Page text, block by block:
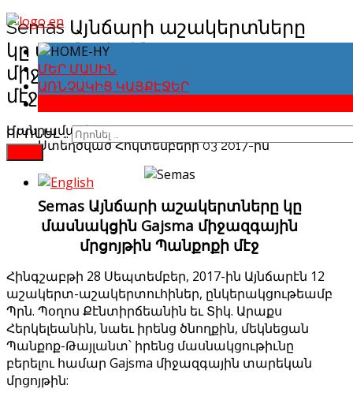
ՄԵՐ ՄԱՍԻՆ
ԱՌՆՉԱԿԻՑ ԿԱՅՔԷՋԵՐ
ՈՐՈՆԵԼ …
Semas Այնճարի աշակերտները
կը մասնակցին Gajsma
միջազգային մրցոյթին Պանքոքի
մէջ
Մանրամասները
Ստեղծված Հոկտեմբերի 03 2017-ին
Semas Այնճարի աշակերտները կը
մասնակցին Gajsma միջազգային
մրցոյթին Պանքոքի մէջ
Հինգշաբթի 28 Սեպտեմբեր, 2017-ին Այնճարէն 12
աշակերտ-աշակերտուհիներ, ընկերակցութեամբ
Պրն. Պօղոս Քէնտիրճեանին եւ Տիկ. Արաքս
Հերկելեանին, նաեւ իրենց ծնողքին, մեկնեցան
Պանքոք-Թայլանտ՝ իրենց մասնակցութիւնը
բերելու համար Gajsma միջազգային տարեկան
մրցոյթին: